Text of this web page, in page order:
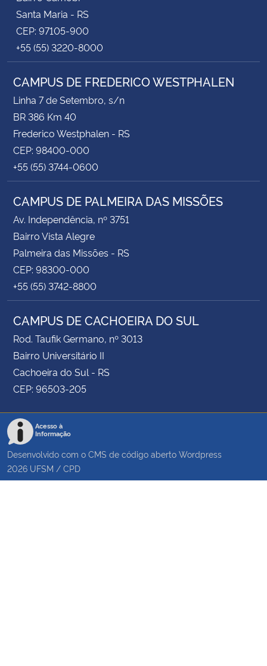
Santa Maria - RS
CEP: 97105-900
+55 (55) 3220-8000
CAMPUS DE FREDERICO WESTPHALEN
Linha 7 de Setembro, s/n
BR 386 Km 40
Frederico Westphalen - RS
CEP: 98400-000
+55 (55) 3744-0600
CAMPUS DE PALMEIRA DAS MISSÕES
Av. Independência, nº 3751
Bairro Vista Alegre
Palmeira das Missões - RS
CEP: 98300-000
+55 (55) 3742-8800
CAMPUS DE CACHOEIRA DO SUL
Rod. Taufik Germano, nº 3013
Bairro Universitário II
Cachoeira do Sul - RS
CEP: 96503-205
Acesso à
Informação
Desenvolvido com o CMS de código aberto Wordpress
2026 UFSM / CPD